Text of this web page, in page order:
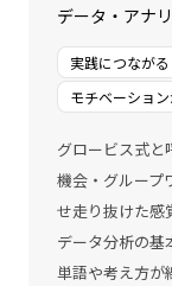
データ・アナ
実践につながる
モチベーショ
グロービス式と
機会・グループ
せ走り抜けた感
データ分析の基
単語や考え方が